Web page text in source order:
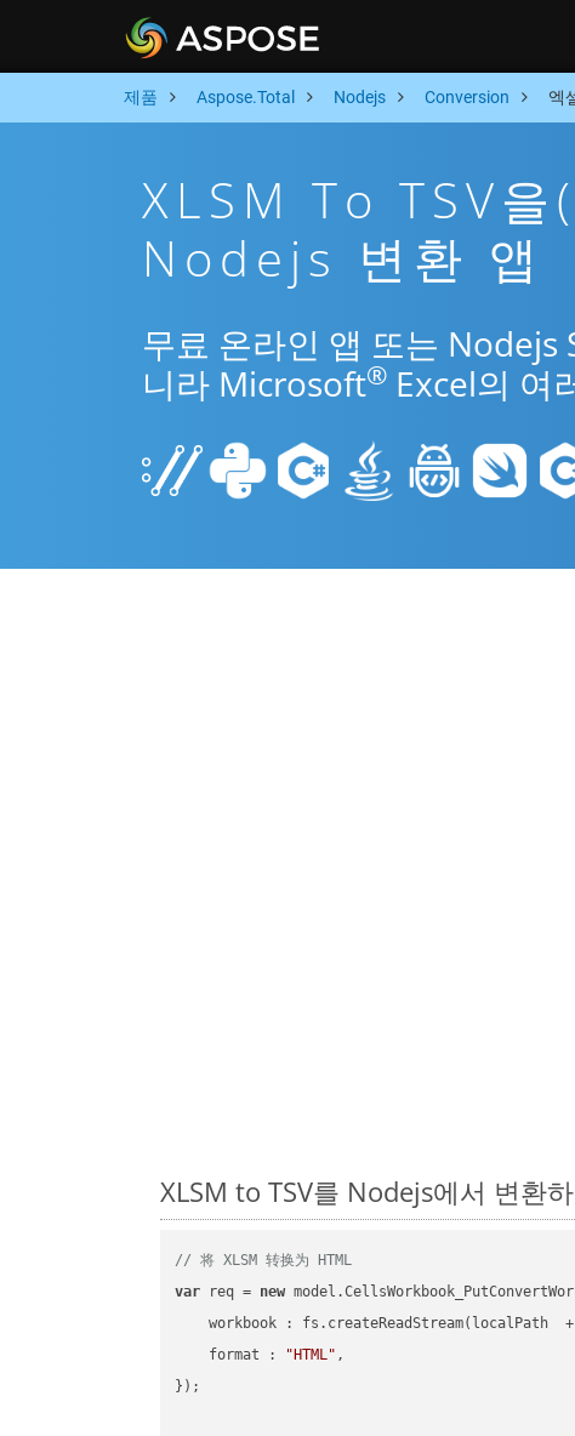
제품 Aspose.Total Nodejs Conversion 엑
XLSM To TSV
Nodejs 변환 앱
무료 온라인 앱 또는 Nodejs
니라 Microsoft® Excel의 여
XLSM to TSV를 Nodejs에서 변환
// 将 XLSM 转换为 HTML
var req = new
workbook : fs.createReadStream(localPath
format : "HTML" ,
});